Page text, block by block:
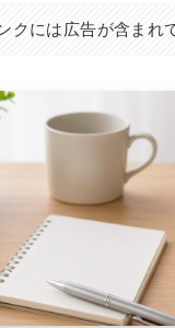
クには広告が含まれ